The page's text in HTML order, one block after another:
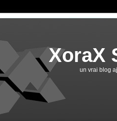
XoraX
un vrai blog